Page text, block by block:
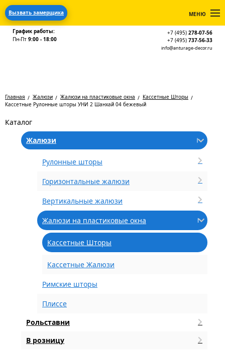
Вызвать замерщика МЕНЮ
График работы:
Пн-Пт 9:00 - 18:00
+7 (495) 278-07-56
+7 (495) 737-56-33
info@anturage-decor.ru
Главная Жалюзи Жалюзи на пластиковые окна
Кассетные Шторы
Кассетные Рулонные шторы УНИ 2 Шанхай 04 бежевый
Каталог
Жалюзи
Рулонные шторы
Горизонтальные жалюзи
Вертикальные жалюзи
Жалюзи на пластиковые окна
Кассетные Шторы
Кассетные Жалюзи
Римские шторы
Плиссе
Рольставни
В розницу